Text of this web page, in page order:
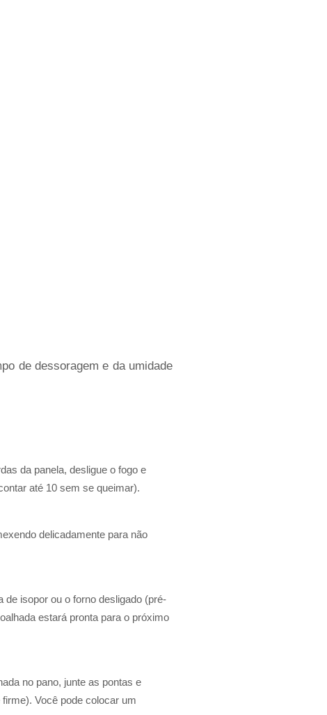
de dessoragem e da umidade
da panela, desligue o fogo e
até 10 sem se queimar).
delicadamente para não
isopor ou o forno desligado (pré-
estará pronta para o próximo
no pano, junte as pontas e
Você pode colocar um